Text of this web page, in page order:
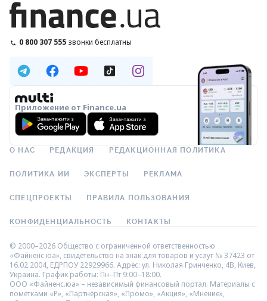
0 800 307 555 звонки бесплатны
Приложение от Finance.ua
О НАС РЕДАКЦИЯ РЕДАКЦИОННАЯ ПОЛИТИКА
ПОЛИТИКА ИИ ЭКСПЕРТЫ РЕКЛАМА
СПЕЦПРОЕКТЫ ПРАВИЛА ПОЛЬЗОВАНИЯ
КОНФИДЕНЦИАЛЬНОСТЬ КОНТАКТЫ
© 2000–2026 Общество с ограниченной ответственностью
«Файненс.юа», свидетельство на знак для товаров и услуг № 37423 от
16.02.2004, ЕДРПОУ 22929966. Адрес: ул. Николая Гринченко, 4В, Киев,
Украина. График работы: Пн–Пт 9:00–18:00.
ООО «Файненс.юа» – независимый финансовый портал. Материалы с
пометками «Р», «Партнёрская», «Промо», «Акция», «Мнение»,